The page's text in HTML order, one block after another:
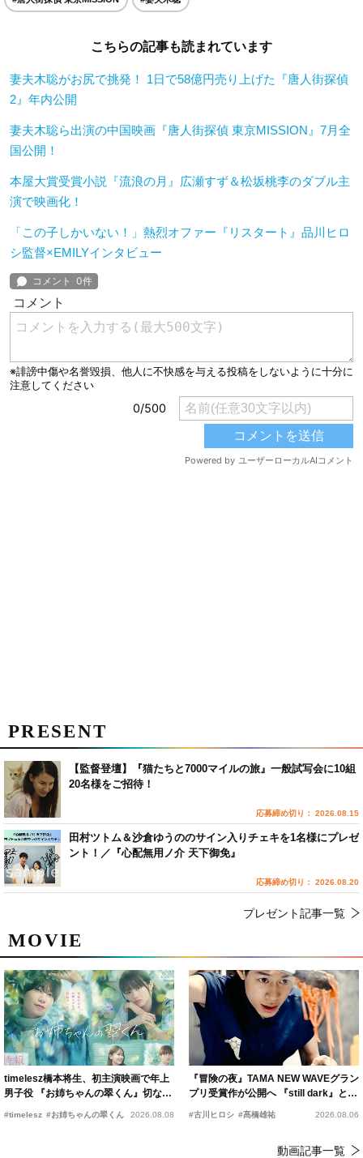
こちらの記事も読まれています
妻夫木聡がお尻で挑発！ 1日で58億円売り上げた『唐人街探偵
2』年内公開
妻夫木聡ら出演の中国映画『唐人街探偵 東京MISSION』7月全
国公開！
本屋大賞受賞小説『流浪の月』広瀬すず＆松坂桃李のダブル主
演で映画化！
「この子しかいない！」熱烈オファー『リスタート』品川ヒロ
シ監督×EMILYインタビュー
MOVIE
timelesz橋本将生、初主演映画で年上
男子役 『お姉ちゃんの翠くん』切ない
#timelesz #お姉ちゃんの翠くん 2026.08.08
『冒険の夜』TAMA NEW WAVEグラン
プリ受賞作が公開へ 『still dark』と同
#古川ヒロシ #髙橋雄祐 2026.08.06
動画記事一覧
PRESENT
【監督登壇】『猫たちと7000マイルの旅』一般試写会に10組
20名様をご招待！
応募締め切り： 2026.08.15
田村ツトム＆沙倉ゆうののサイン入りチェキを1名様にプレゼ
ント！／『心配無用ノ介 天下御免』
応募締め切り： 2026.08.20
プレゼント記事一覧